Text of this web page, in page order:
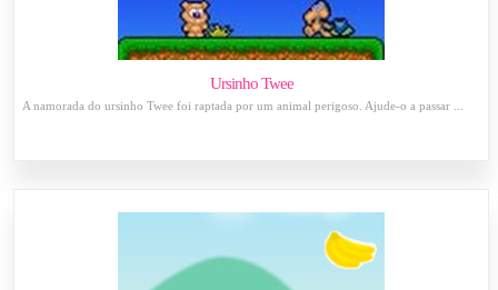
Ursinho Twee
A namorada do ursinho Twee foi raptada por um animal perigoso. Ajude-o a passar ...